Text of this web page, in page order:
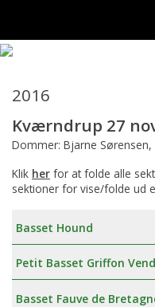
2016
Kværndrup 27
Dommer: Bjarne Sørensen,
Klik her for at folde alle
sektioner for vise/folde ud
Basset Hound
Petit Basset Griffon
Basset Fauve de